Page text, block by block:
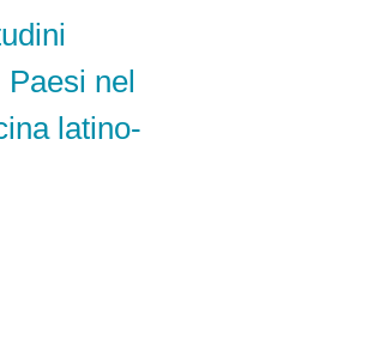
nel
latino-